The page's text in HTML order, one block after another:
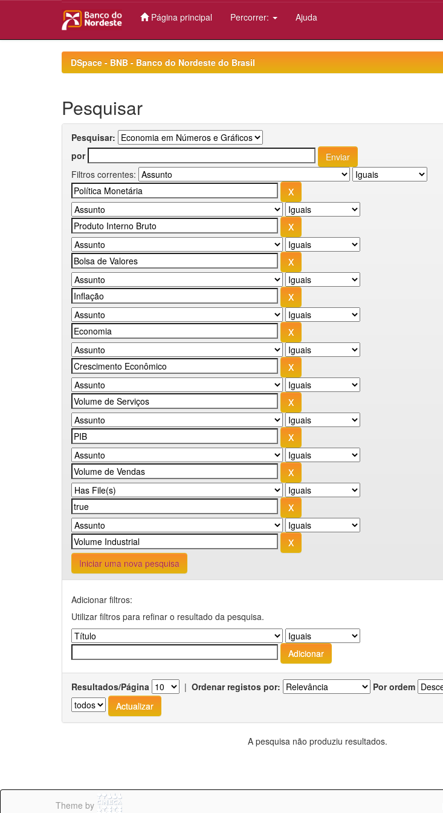
Página principal Percorrer: Ajuda
DSpace - BNB - Banco do Nordeste do Brasil
Pesquisar
Pesquisar:
por
Filtros correntes:
Iniciar uma nova pesquisa
Adicionar filtros:
Utilizar filtros para refinar o resultado da pesquisa.
Resultados/Página | Ordenar registos por: Por ordem
A pesquisa não produziu resultados.
Theme by